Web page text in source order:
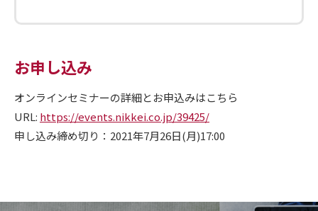
お申し込み
オンラインセミナーの詳細とお申込みはこちら
URL: https://events.nikkei.co.jp/39425/
申し込み締め切り：2021年7月26日(月)17:00